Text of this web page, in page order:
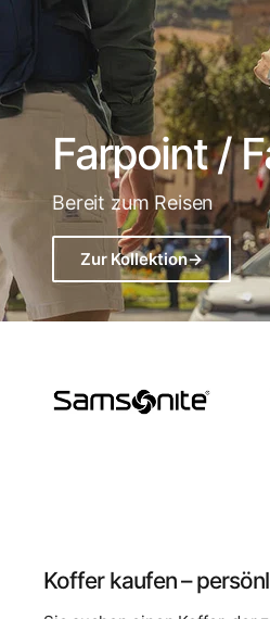
Farpoint /
Bereit zum Reisen
Zur Kollektion→
Koffer kaufen –